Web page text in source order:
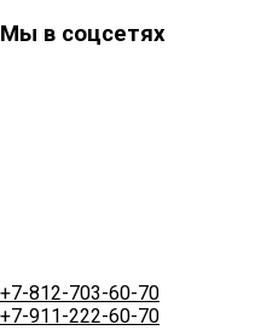
Мы в соцсетях
+7-812-703-60-70
+7-911-222-60-70